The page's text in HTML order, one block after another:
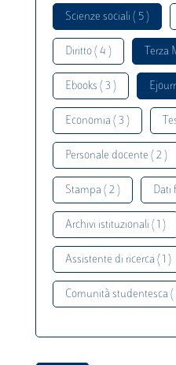
Scienze sociali ( 5 )
Diritto ( 4 ) Terza
Ebooks ( 3 )
Economia ( 3 )
Personale docente ( 2 )
Stampa ( 2 ) Dati
Archivi istituzionali ( 1 )
Assistente di ricerca ( 1 )
Comunità studentesca (